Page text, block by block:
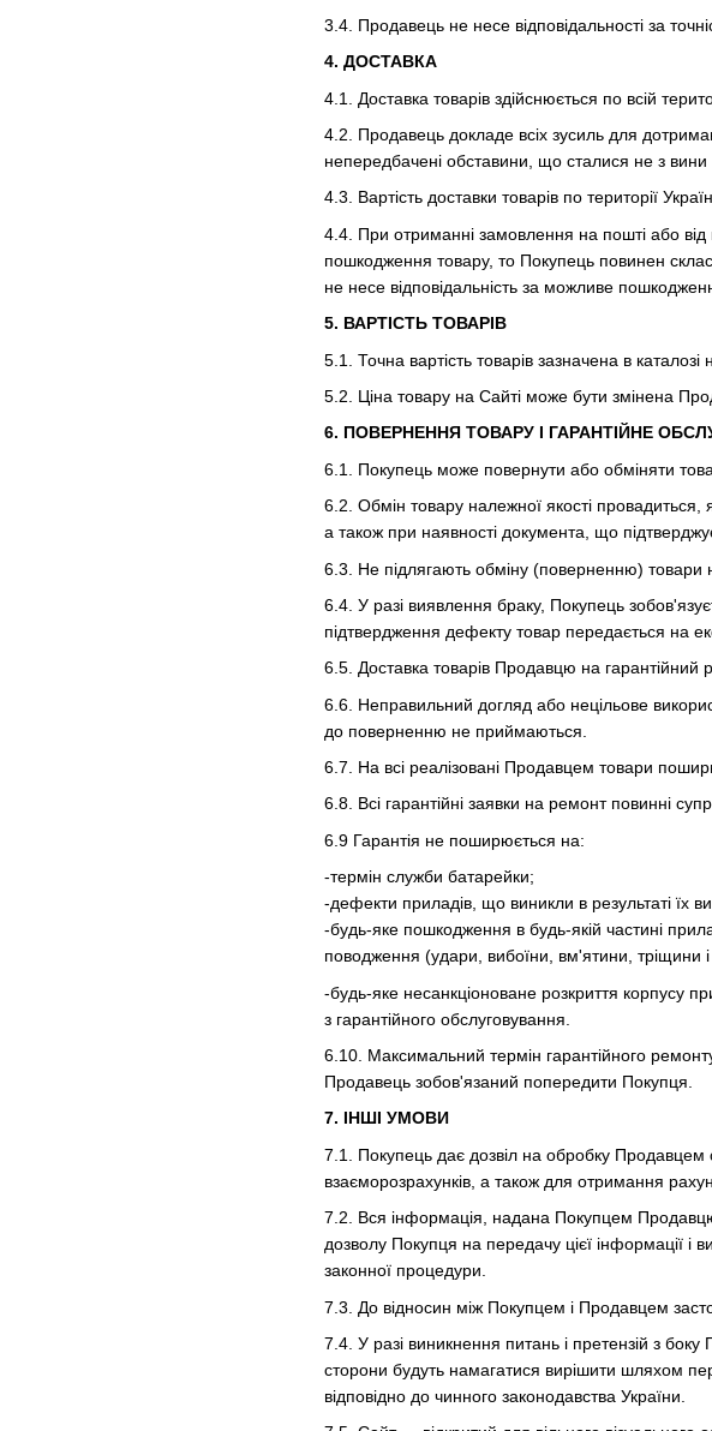
3.4. Продавець не несе відповідальності за
4. ДОСТАВКА
4.1. Доставка товарів здійснюється по всій
4.2. Продавець докладе всіх зусиль для
непередбачені обставини, що сталися не з вини
4.3. Вартість доставки товарів по території
4.4. При отриманні замовлення на пошті або від
пошкодження товару, то Покупець повинен
не несе відповідальність за можливе
5. ВАРТІСТЬ ТОВАРІВ
5.1. Точна вартість товарів зазначена в каталозі
5.2. Ціна товару на Сайті може бути змінена
6. ПОВЕРНЕННЯ ТОВАРУ І ГАРАНТІЙНЕ
6.1. Покупець може повернути або обміняти
6.2. Обмін товару належної якості провадиться,
а також при наявності документа, що
6.3. Не підлягають обміну (поверненню) товари
6.4. У разі виявлення браку, Покупець
підтвердження дефекту товар передається на
6.5. Доставка товарів Продавцю на
6.6. Неправильний догляд або нецільове
до поверненню не приймаються.
6.7. На всі реалізовані Продавцем товари
6.8. Всі гарантійні заявки на ремонт повинні
6.9 Гарантія не поширюється на:
-термін служби батарейки;
-дефекти приладів, що виникли в результаті їх
-будь-яке пошкодження в будь-якій частині
поводження (удари, вибоїни, вм'ятини, тріщини і
-будь-яке несанкціоноване розкриття корпусу
з гарантійного обслуговування.
6.10. Максимальний термін гарантійного
Продавець зобов'язаний попередити Покупця.
7. ІНШІ УМОВИ
7.1. Покупець дає дозвіл на обробку
взаєморозрахунків, а також для отримання
7.2. Вся інформація, надана Покупцем
дозволу Покупця на передачу цієї інформації і
законної процедури.
7.3. До відносин між Покупцем і Продавцем
7.4. У разі виникнення питань і претензій з
сторони будуть намагатися вирішити шляхом
відповідно до чинного законодавства України.